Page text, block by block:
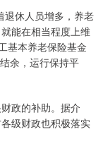
退休人员增多，养老
能在相当程度上维
基本养老保险基金
余，运行保持平
政的补助。据介
级财政也积极落实